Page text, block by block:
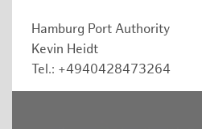
Hamburg Port Authority
Kevin Heidt
Tel.: +4940428473264